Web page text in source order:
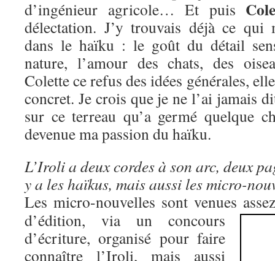
d’ingénieur agricole… Et puis
délectation. J’y trouvais déjà ce qui
dans le haïku : le goût du détail
nature, l’amour des chats, des
Colette ce refus des idées générales,
concret. Je crois que je ne l’ai jamais
sur ce terreau qu’a germé quelque
devenue ma passion du haïku.
L’Iroli a deux cordes à son arc, deux
y a les haïkus, mais aussi les micro-
Les micro-nouvelles sont venues
d’édition, via un concours
d’écriture, organisé pour faire
connaître l’Iroli, mais aussi